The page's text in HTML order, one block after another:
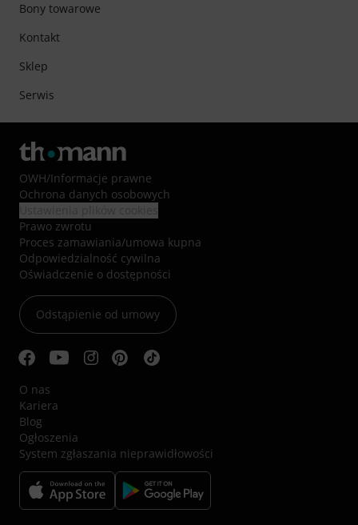
Bony towarowe
Kontakt
Sklep
Serwis
OWH/Informacje prawne
Ochrona danych osobowych
Prawo zwrotu
Proces zamawiania/umowa kupna
Odpowiedzialność cywilna
Oświadczenie o dostępności
Odstąpienie od umowy
O nas
Kariera
Blog
Ogłoszenia
System zgłaszania nieprawidłowości